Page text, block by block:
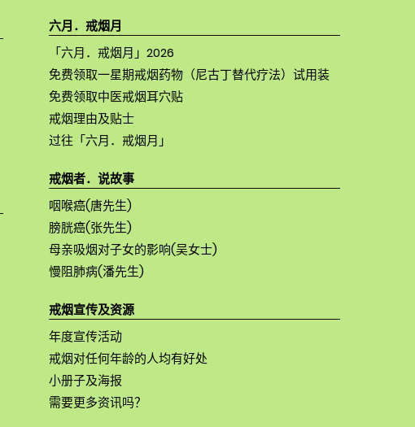
六月．戒烟月
「六月．戒烟月」2026
免费领取一星期戒烟药物（尼古丁替代疗法）试用装
免费领取中医戒烟耳穴贴
戒烟理由及贴士
过往「六月．戒烟月」
戒烟者．说故事
咽喉癌(唐先生)
膀胱癌(张先生)
母亲吸烟对子女的影响(吴女士)
慢阻肺病(潘先生)
戒烟宣传及资源
年度宣传活动
戒烟对任何年龄的人均有好处
小册子及海报
需要更多资讯吗？